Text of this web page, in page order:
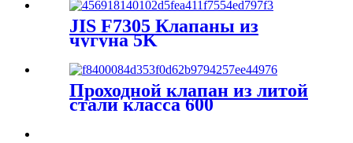
JIS F7305 Клапаны из
чугуна 5K
Проходной клапан из литой
стали класса 600